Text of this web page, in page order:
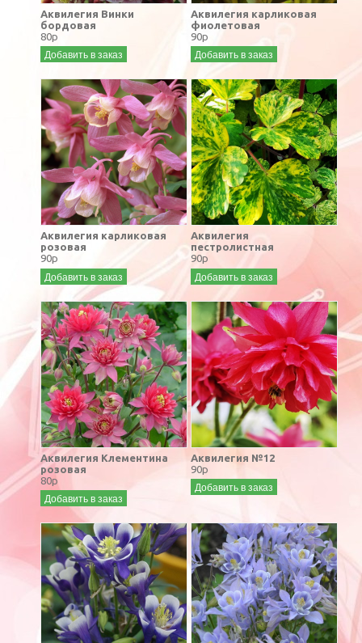
Аквилегия Винки
бордовая
80р
Добавить в заказ
Аквилегия карликовая
фиолетовая
90р
Добавить в заказ
Аквилегия карликовая
розовая
90р
Добавить в заказ
Аквилегия
пестролистная
90р
Добавить в заказ
Аквилегия Клементина
розовая
80р
Добавить в заказ
Аквилегия №12
90р
Добавить в заказ